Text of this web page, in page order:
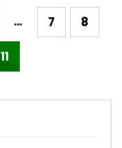
… 7 8
11